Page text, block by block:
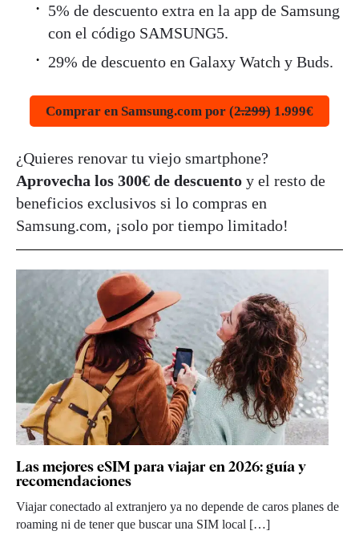
5% de descuento extra en la app de Samsung
con el código SAMSUNG5.
29% de descuento en Galaxy Watch y Buds.
Comprar en Samsung.com por (2̶.̶2̶9̶9̶) 1.999€
¿Quieres renovar tu viejo smartphone?
Aprovecha los 300€ de descuento y el resto de
beneficios exclusivos si lo compras en
Samsung.com, ¡solo por tiempo limitado!
Las mejores eSIM para viajar en 2026: guía y
recomendaciones
Viajar conectado al extranjero ya no depende de caros planes de
roaming ni de tener que buscar una SIM local […]